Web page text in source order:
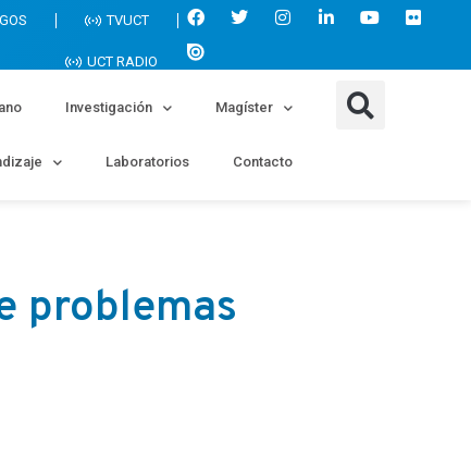
TVUCT
UCT RADIO
Investigación Magíster
Laboratorios Contacto
problemas